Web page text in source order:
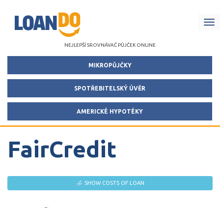
NEJLEPŠÍ SROVNÁVAČ PŮJČEK ONLINE
MIKROPŮJČKY
SPOTŘEBITELSKÝ ÚVĚR
AMERICKÉ HYPOTÉKY
FairCredit
SHOW COSTS OF LOAN